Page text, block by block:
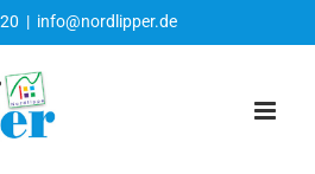
| info@nordlipper.de